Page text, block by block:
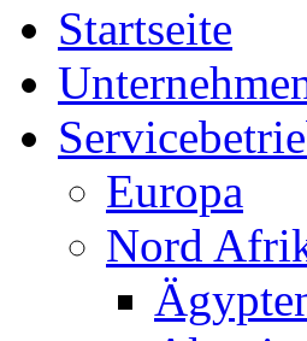
Startseite
Europa
Nord